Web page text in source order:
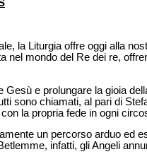
la Liturgia offre oggi alla
nel mondo del Re dei re,
Gesù e prolungare la gioia
sono chiamati, al pari di
la propria fede in ogni
un percorso arduo ed
infatti, gli Angeli